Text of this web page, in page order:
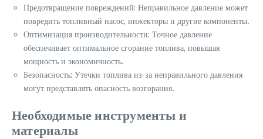
Предотвращение повреждений: Неправильное давление может
повредить топливный насос, инжекторы и другие компоненты.
Оптимизация производительности: Точное давление
обеспечивает оптимальное сгорание топлива, повышая
мощность и экономичность.
Безопасность: Утечки топлива из-за неправильного давления
могут представлять опасность возгорания.
Необходимые инструменты и
материалы